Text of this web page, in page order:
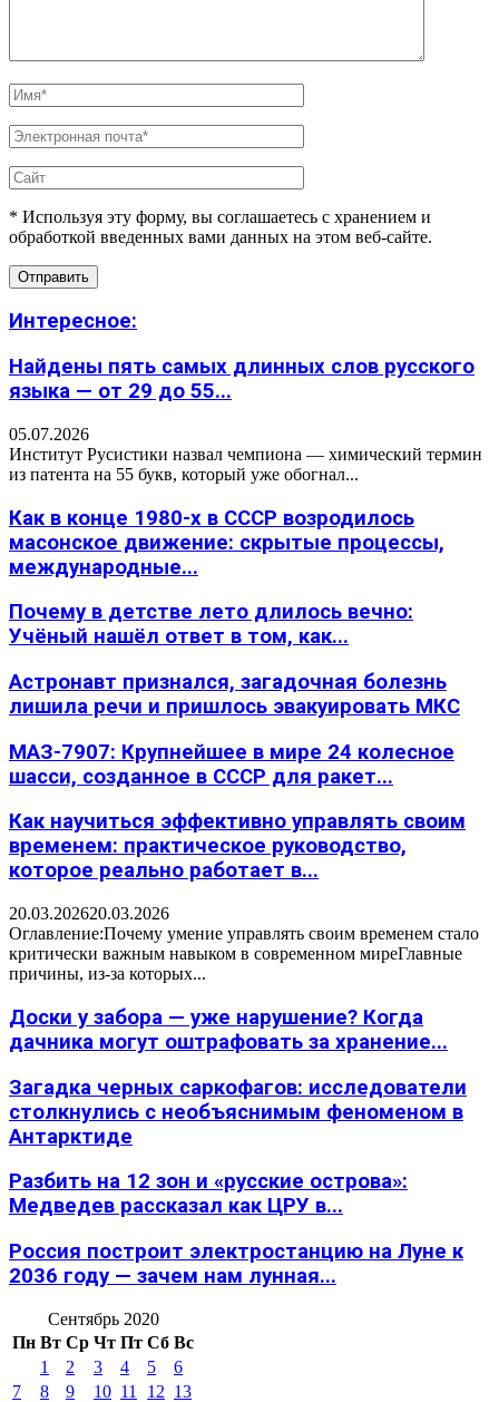
* Используя эту форму, вы соглашаетесь с хранением и
обработкой введенных вами данных на этом веб-сайте.
Интересное:
Найдены пять самых длинных слов русского
языка — от 29 до 55...
05.07.2026
Институт Русистики назвал чемпиона — химический термин
из патента на 55 букв, который уже обогнал...
Как в конце 1980-х в СССР возродилось
масонское движение: скрытые процессы,
международные...
Почему в детстве лето длилось вечно:
Учёный нашёл ответ в том, как...
Астронавт признался, загадочная болезнь
лишила речи и пришлось эвакуировать МКС
МАЗ-7907: Крупнейшее в мире 24 колесное
шасси, созданное в СССР для ракет...
Как научиться эффективно управлять своим
временем: практическое руководство,
которое реально работает в...
20.03.202620.03.2026
Оглавление:Почему умение управлять своим временем стало
критически важным навыком в современном миреГлавные
причины, из-за которых...
Доски у забора — уже нарушение? Когда
дачника могут оштрафовать за хранение...
Загадка черных саркофагов: исследователи
столкнулись с необъяснимым феноменом в
Антарктиде
Разбить на 12 зон и «русские острова»:
Медведев рассказал как ЦРУ в...
Россия построит электростанцию на Луне к
2036 году — зачем нам лунная...
Сентябрь 2020
Пн Вт Ср Чт Пт Сб Вс
1
2 3 4 5
6
7
8 9 10 11 12 13